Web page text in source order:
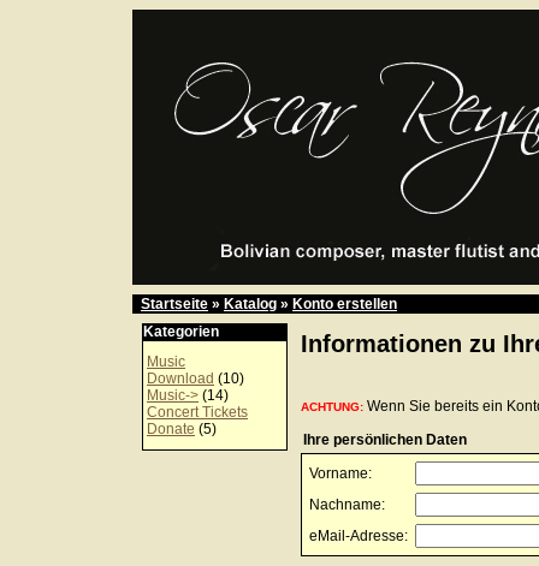
Startseite » Katalog » Konto erstellen
Kategorien
Music
Download (10)
Music-> (14)
Concert Tickets
Donate (5)
Informationen zu
ACHTUNG: Wenn Sie bereits ein
Ihre persönlichen Daten
Vorname:
Nachname:
eMail-Adresse: